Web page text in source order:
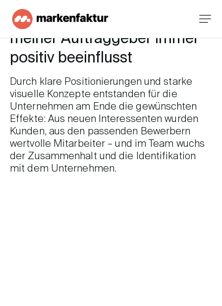
Meine Arbeit hat den Erfolg
meiner Auftraggeber immer
positiv beeinflusst
Durch klare Positionierungen und starke
visuelle Konzepte entstanden für die
Unternehmen am Ende die gewünschten
Effekte: Aus neuen Interessenten wurden
Kunden, aus den passenden Bewerbern
wertvolle Mitarbeiter – und im Team wuchs
der Zusammenhalt und die Identifikation
mit dem Unternehmen.